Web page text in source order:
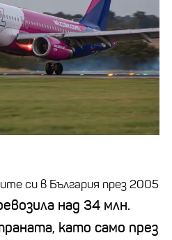
си в България през 2005
над 34 млн.
като само през